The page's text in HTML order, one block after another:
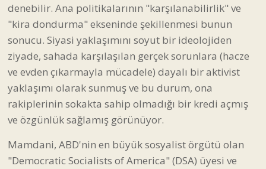
denebilir. Ana politikalarının "karşılanabilirlik" ve
"kira dondurma" ekseninde şekillenmesi bunun
sonucu. Siyasi yaklaşımını soyut bir ideolojiden
ziyade, sahada karşılaşılan gerçek sorunlara (hacze
ve evden çıkarmayla mücadele) dayalı bir aktivist
yaklaşımı olarak sunmuş ve bu durum, ona
rakiplerinin sokakta sahip olmadığı bir kredi açmış
ve özgünlük sağlamış görünüyor.
Mamdani, ABD'nin en büyük sosyalist örgütü olan
"Democratic Socialists of America" (DSA) üyesi ve